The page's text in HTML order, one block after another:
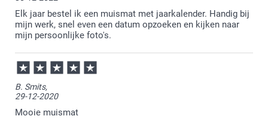
Elk jaar bestel ik een muismat met jaarkalender. Handig bij
mijn werk, snel even een datum opzoeken en kijken naar
mijn persoonlijke foto's.
B. Smits,
29-12-2020
Mooie muismat